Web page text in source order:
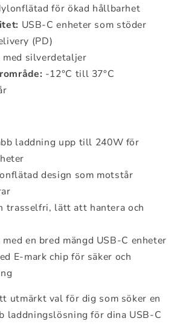
för ökad hållbarhet
USB-C enheter som stöder
(PD)
med silverdetaljer
-12°C till 37°C
laddning upp till 240W för
design som motstår
trasselfri, lätt att hantera och
en bred mängd USB-C enheter
E-mark chip för säker och
utmärkt val för dig som söker en
laddningslösning för dina USB-C